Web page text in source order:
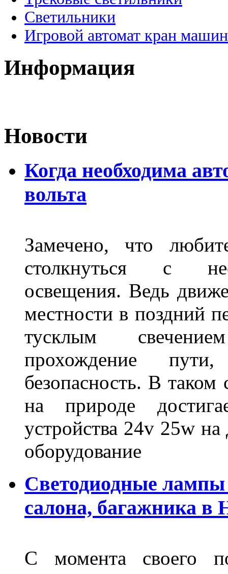
Светильники
Игровой автомат кран
Информация
Новости
Когда необходима
вольта
Замечено, что
столкнуться с
освещения. Ведь
местности в поздний
тусклым
прохождение
безопасность. В
на природе
устройства 24v 25w
оборудование
Светодиодные лампы
салона, багажника в
С момента своего